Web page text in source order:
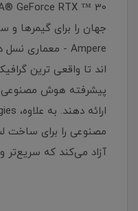
جهان را برای گیمرها و
اند تا واقعی ترین
مصنوعی را برای ساخت
آزاد می‌کند که سریع‌تر